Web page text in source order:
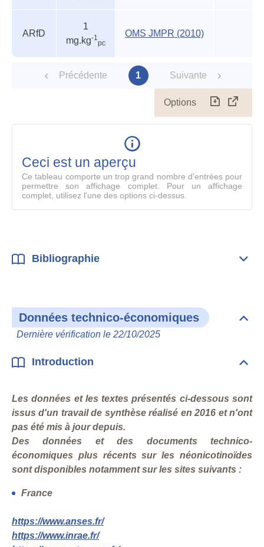
organismes
ARfD
1
mg.kg-1
pc
OMS JMPR (2010)
Précédente 1 Suivante
Options
le
Ceci est un aperçu
Ce tableau comporte un trop grand nombre d'entrées pour
permettre son affichage complet. Pour un affichage
complet, utilisez l'une des options ci-dessus.
Bibliographie
Données technico-économiques
Dernière vérification le 22/10/2025
Introduction
Les données et les textes présentés ci-dessous sont
issus d'un travail de synthèse réalisé en 2016 et n'ont
pas été mis à jour depuis.
Des données et des documents technico-
économiques plus récents sur les néonicotinoïdes
sont disponibles notamment sur les sites suivants :
France
https://www.anses.fr/
https://www.inrae.fr/